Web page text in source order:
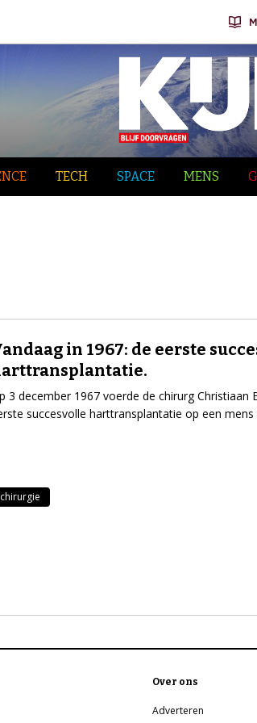
TECH SPACE MENS
in 1967: de eerste
3 december 1967 voerde de chirurg Christiaan
succesvolle harttransplantatie op een mens
chirurgie
Over ons
Adverteren